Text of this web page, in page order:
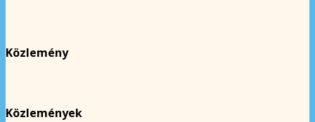
Közlemény
Közlemények